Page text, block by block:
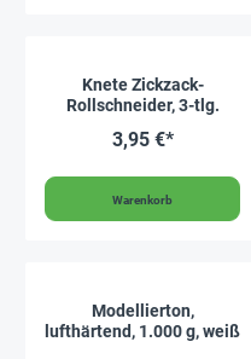
Knete Zickzack-
Rollschneider, 3-tlg.
3,95 €*
Warenkorb
Modellierton,
lufthärtend, 1.000 g, weiß